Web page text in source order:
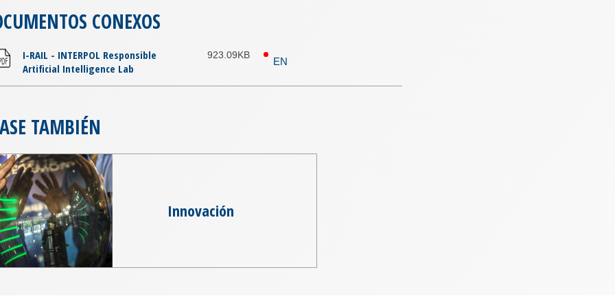
CONEXOS
I-RAIL - INTERPOL Responsible
Artificial Intelligence Lab
923.09KB
EN
TAMBIÉN
Innovación